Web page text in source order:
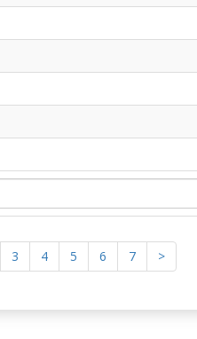
3 4 5 6 7 >